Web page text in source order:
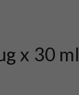
x 30 ml